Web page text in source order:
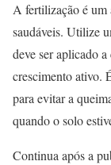
A fertilização é um
saudáveis. Utilize
deve ser aplicado
crescimento ativo.
para evitar a
quando o solo
Continua após a